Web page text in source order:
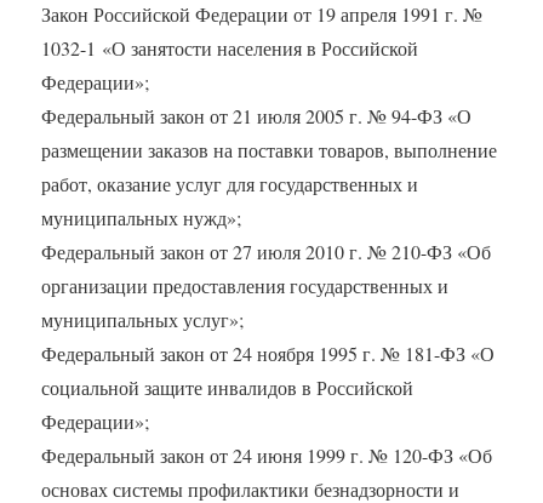
Закон Российской Федерации от 19 апреля 1991 г. №
1032-1 «О занятости населения в Российской
Федерации»;
Федеральный закон от 21 июля 2005 г. № 94-ФЗ «О
размещении заказов на поставки товаров, выполнение
работ, оказание услуг для государственных и
муниципальных нужд»;
Федеральный закон от 27 июля 2010 г. № 210-ФЗ «Об
организации предоставления государственных и
муниципальных услуг»;
Федеральный закон от 24 ноября 1995 г. № 181-ФЗ «О
социальной защите инвалидов в Российской
Федерации»;
Федеральный закон от 24 июня 1999 г. № 120-ФЗ «Об
основах системы профилактики безнадзорности и